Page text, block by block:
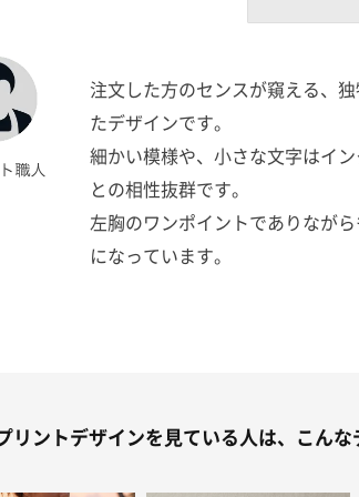
注文した方のセンスが窺える、
たデザインです。
細かい模様や、小さな文字はイ
との相性抜群です。
左胸のワンポイントでありなが
になっています。
リントデザインを見ている人は、こんな